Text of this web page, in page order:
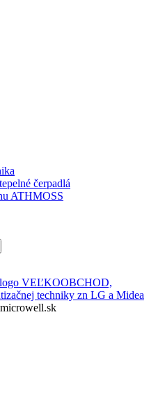
čerpadlá
ATHMOSS
VEĽKOOBCHOD,
techniky zn LG a Midea